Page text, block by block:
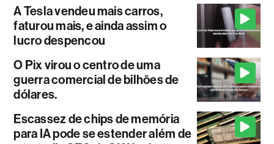
A Tesla vendeu mais carros,
faturou mais, e ainda assim o
lucro despencou
O Pix virou o centro de uma
guerra comercial de bilhões de
dólares.
Escassez de chips de memória
para IA pode se estender além de